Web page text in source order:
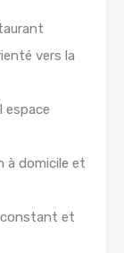
vers la
espace
à domicile et
constant et